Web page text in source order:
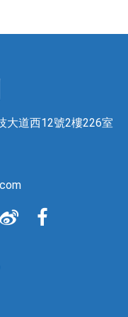
大道西12號2樓226室